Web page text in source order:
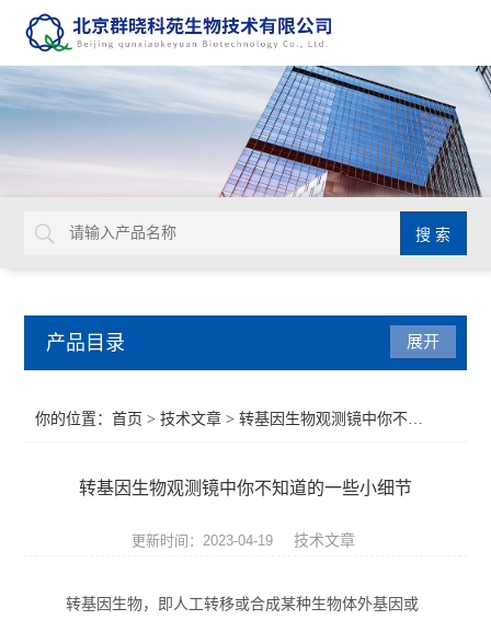
产品目录
Bovogen胎牛血清等动物源产品
展开
你的位置：首页 >技术文章 > 转基因生物观测镜中你不知道的一些小细节
转基因生物观测镜中你不知道的一些小细节
更新时间：2023-04-19 技术文章
转基因生物，即人工转移或合成某种生物体外基因或